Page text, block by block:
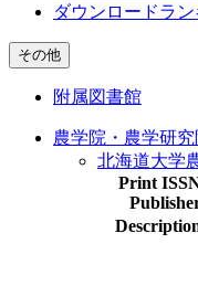
ダウンロードラ
その他
附属図書館
農学院・農学研究
北海道大学
Print